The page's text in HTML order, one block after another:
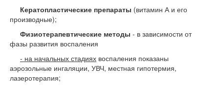
Кератопластические препараты (витамин А и его
производные);
Физиотерапевтические методы - в зависимости от
фазы развития воспаления
- на начальных стадиях воспаления показаны
аэрозольные ингаляции, УВЧ, местная гипотермия,
лазеротерапия;